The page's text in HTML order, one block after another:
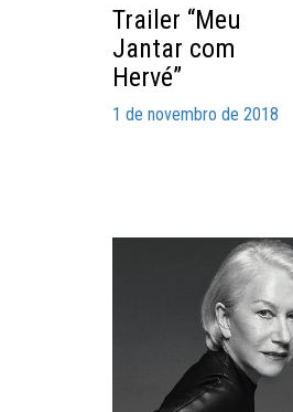
Trailer “Meu
Jantar com
Hervé”
1 de novembro de 2018